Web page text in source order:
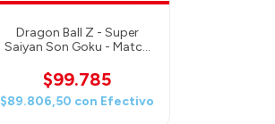
Dragon Ball Z - Super
Saiyan Son Goku - Match
$99.785
$89.806,50 con Efectivo